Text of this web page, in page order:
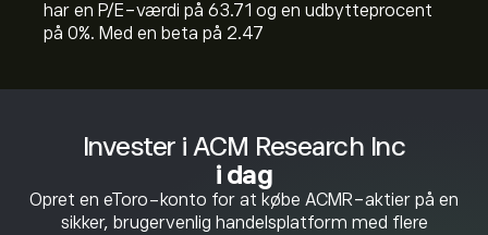
Invester i ACM Research Inc
i dag
Opret en eToro-konto for at købe ACMR-aktier på en
sikker, brugervenlig handelsplatform med flere
har en P/E-værdi på 63.71 og en udbytteprocent
på 0%. Med en beta på 2.47